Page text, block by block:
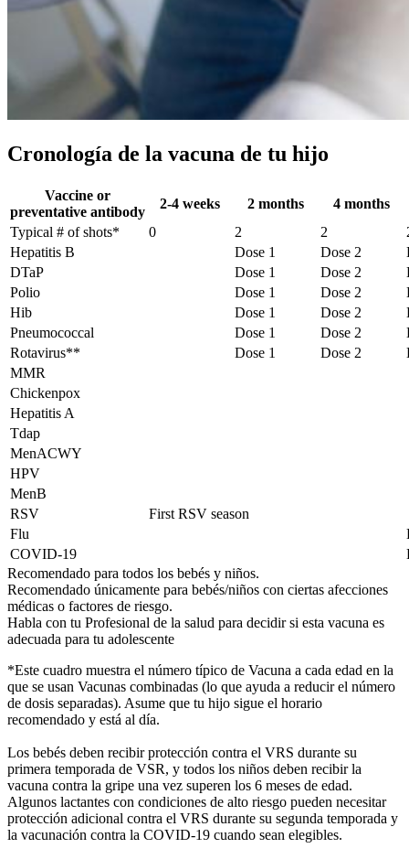
Cronología de la vacuna de tu hijo
Vaccine or
preventative antibody
2-4 weeks 2 months
4 months
Typical # of shots*
0 2 2
Hepatitis B
Dose 1 Dose 2
DTaP
Dose 1 Dose 2
Polio
Dose 1 Dose 2
Hib
Dose 1 Dose 2
Pneumococcal
Dose 1 Dose 2
Rotavirus**
Dose 1 Dose 2
MMR
Chickenpox
Hepatitis A
Tdap
MenACWY
HPV
MenB
RSV
First RSV season
Flu
COVID-19
Recomendado para todos los bebés y niños.
Recomendado únicamente para bebés/niños con ciertas afecciones
médicas o factores de riesgo.
Habla con tu Profesional de la salud para decidir si esta vacuna es
adecuada para tu adolescente
*Este cuadro muestra el número típico de Vacuna a cada edad en la
que se usan Vacunas combinadas (lo que ayuda a reducir el número
de dosis separadas). Asume que tu hijo sigue el horario
recomendado y está al día.
Los bebés deben recibir protección contra el VRS durante su
primera temporada de VSR, y todos los niños deben recibir la
vacuna contra la gripe una vez superen los 6 meses de edad.
Algunos lactantes con condiciones de alto riesgo pueden necesitar
protección adicional contra el VRS durante su segunda temporada y
la vacunación contra la COVID-19 cuando sean elegibles.